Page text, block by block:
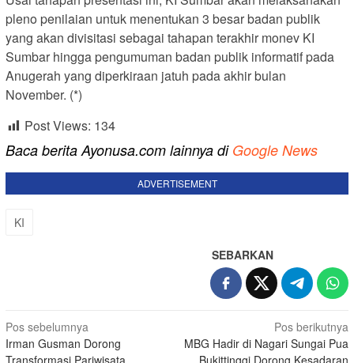
pleno penilaian untuk menentukan 3 besar badan publik
yang akan divisitasi sebagai tahapan terakhir monev KI
Sumbar hingga pengumuman badan publik informatif pada
Anugerah yang diperkiraan jatuh pada akhir bulan
November. (*)
Post Views: 134
Baca berita Ayonusa.com lainnya di Google News
ADVERTISEMENT
KI
SEBARKAN
Navigasi
pos
Pos sebelumnya
Irman Gusman Dorong
Transformasi Pariwisata
Pos berikutnya
MBG Hadir di Nagari Sungai Pua
Bukittinggi Dorong Kesadaran